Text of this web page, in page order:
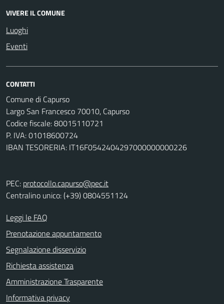
VIVERE IL COMUNE
Luoghi
Eventi
CONTATTI
Comune di Capurso
Largo San Francesco 70010, Capurso
Codice fiscale: 80015110721
P. IVA: 01018600724
IBAN TESORERIA: IT16F0542404297000000000226
PEC: protocollo.capurso@pec.it
Centralino unico: (+39) 0804551124
Leggi le FAQ
Prenotazione appuntamento
Segnalazione disservizio
Richiesta assistenza
Amministrazione Trasparente
Informativa privacy